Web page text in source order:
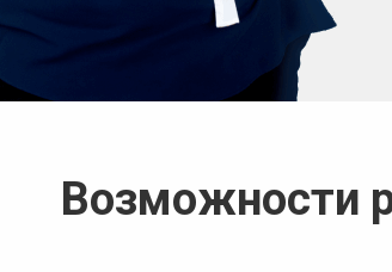
Возможности